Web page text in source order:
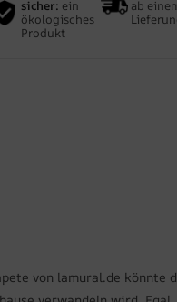
sicher: ein
ökologisches
Produkt
ab
von lamural.de könnte